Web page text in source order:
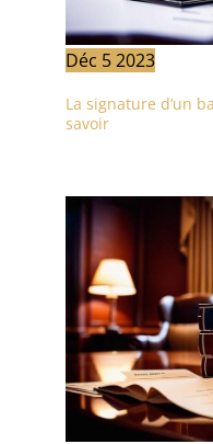
Déc 52023
La signature d’un
savoir